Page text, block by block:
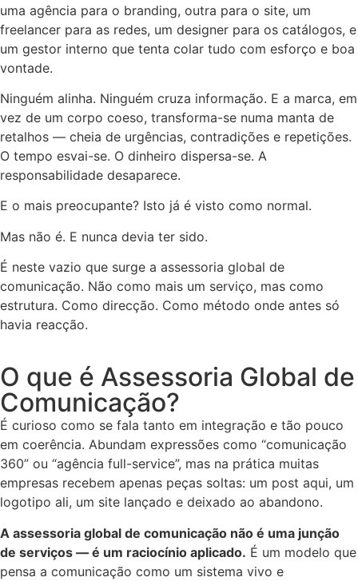
uma agência para o branding, outra para o site, um
freelancer para as redes, um designer para os catálogos, e
um gestor interno que tenta colar tudo com esforço e boa
vontade.
Ninguém alinha. Ninguém cruza informação. E a marca, em
vez de um corpo coeso, transforma-se numa manta de
retalhos — cheia de urgências, contradições e repetições.
O tempo esvai-se. O dinheiro dispersa-se. A
responsabilidade desaparece.
E o mais preocupante? Isto já é visto como normal.
Mas não é. E nunca devia ter sido.
É neste vazio que surge a assessoria global de
comunicação. Não como mais um serviço, mas como
estrutura. Como direcção. Como método onde antes só
havia reacção.
O que é Assessoria Global de
Comunicação?
É curioso como se fala tanto em integração e tão pouco
em coerência. Abundam expressões como “comunicação
360” ou “agência full-service”, mas na prática muitas
empresas recebem apenas peças soltas: um post aqui, um
logotipo ali, um site lançado e deixado ao abandono.
A assessoria global de comunicação não é uma junção
de serviços — é um raciocínio aplicado. É um modelo que
pensa a comunicação como um sistema vivo e